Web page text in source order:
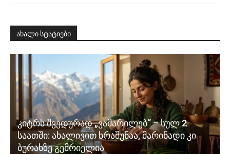
ახალი სტატიები
კიტრს შვედურად „ვამარილებ“ – სულ 2
საათში: ახალივით ხრაშუნაა, მარინადი კი
ბურახზე გემრიელია